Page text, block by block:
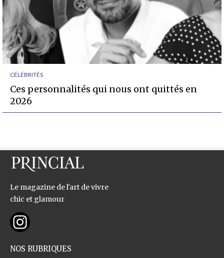
CÉLÉBRITÉS
Ces personnalités qui nous ont quittés en
2026
Le magazine de l'art de vivre
chic et glamour
NOS RUBRIQUES